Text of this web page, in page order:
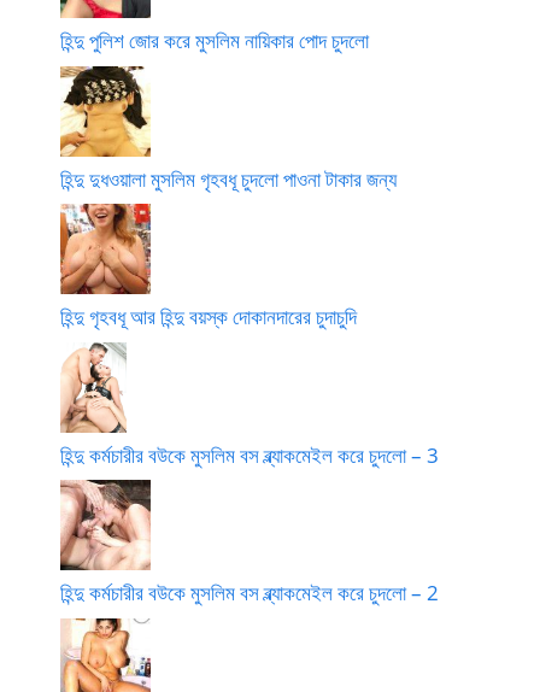
হিন্দু পুলিশ জোর করে মুসলিম নায়িকার পোদ চুদলো
হিন্দু দুধওয়ালা মুসলিম গৃহবধূ চুদলো পাওনা টাকার জন্য
হিন্দু গৃহবধূ আর হিন্দু বয়স্ক দোকানদারের চুদাচুদি
হিন্দু কর্মচারীর বউকে মুসলিম বস ব্ল্যাকমেইল করে চুদলো – 3
হিন্দু কর্মচারীর বউকে মুসলিম বস ব্ল্যাকমেইল করে চুদলো – 2